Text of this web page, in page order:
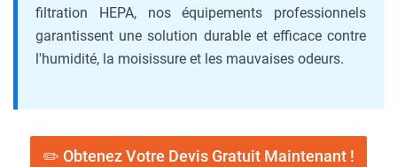
filtration HEPA, nos équipements professionnels
garantissent une solution durable et efficace contre
l'humidité, la moisissure et les mauvaises odeurs.
✏️ Obtenez Votre Devis Gratuit Maintenant !